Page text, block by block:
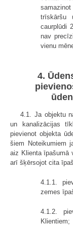
samazinot
trīskāršu
caurplūdi
nav
vienu
4.
4.1. Ja objektu
un kanalizācijas
pievienot objekta
šiem Noteikumiem
aiz Klienta īpašumā
arī šķērsojot cita
4.1.1.
zemes
4.1.2.
Klientiem;